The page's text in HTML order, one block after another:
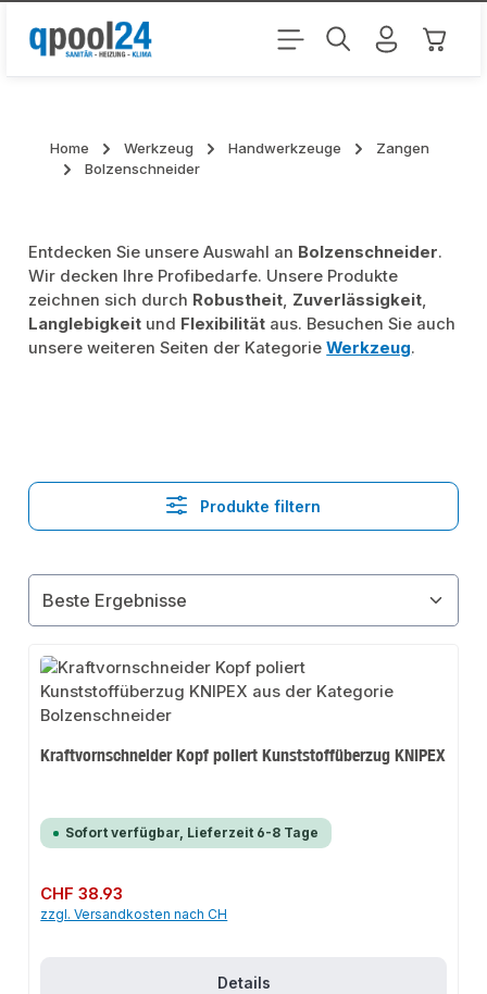
Zum Hauptinhalt springen
Home Werkzeug Handwerkzeuge
Zangen
Bolzenschneider
Entdecken Sie unsere Auswahl an Bolzenschneider.
Wir decken Ihre Profibedarfe. Unsere Produkte
zeichnen sich durch Robustheit, Zuverlässigkeit,
Langlebigkeit und Flexibilität aus. Besuchen Sie auch
unsere weiteren Seiten der KategorieWerkzeug.
Produkte filtern
Kraftvornschneider Kopf poliert Kunststoffüberzug KNIPEX
Sofort verfügbar, Lieferzeit 6-8 Tage
Regulärer Preis:
CHF 38.93
zzgl. Versandkosten nach CH
Details